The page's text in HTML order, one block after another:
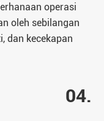
operasi
oleh sebilangan
dan kecekapan
04.